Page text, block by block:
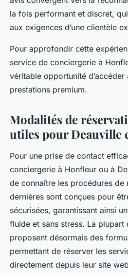
la fois performant et discret,
aux exigences d’une clientèle
Pour approfondir cette
service de conciergerie à
véritable opportunité
prestations premium.
Modalités de
utiles pour Deauville
Pour une prise de contact
conciergerie à Honfleur ou à
de connaître les procédures de
dernières sont conçues pour
sécurisées, garantissant ainsi
fluide et sans stress. La plupart
proposent désormais des
permettant de réserver les
directement depuis leur site